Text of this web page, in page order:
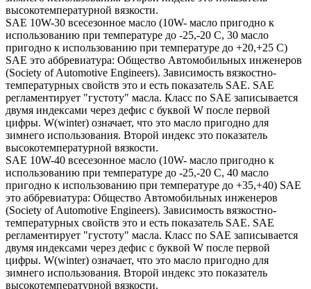
высокотемпературной вязкости.
SAE 10W-30 всесезонное масло (10W- масло пригодно к
использованию при температуре до -25,-20 С, 30 масло
пригодно к использованию при температуре до +20,+25 С)
SAE это аббревиатура: Общество Автомобильных инженеров
(Society of Automotive Engineers). Зависимость вязкостно-
температурных свойств это и есть показатель SAE. SAE
регламентирует "густоту" масла. Класс по SAE записывается
двумя индексами через дефис с буквой W после первой
цифры. W(winter) означает, что это масло пригодно для
зимнего использования. Второй индекс это показатель
высокотемпературной вязкости.
SAE 10W-40 всесезонное масло (10W- масло пригодно к
использованию при температуре до -25,-20 С, 40 масло
пригодно к использованию при температуре до +35,+40) SAE
это аббревиатура: Общество Автомобильных инженеров
(Society of Automotive Engineers). Зависимость вязкостно-
температурных свойств это и есть показатель SAE. SAE
регламентирует "густоту" масла. Класс по SAE записывается
двумя индексами через дефис с буквой W после первой
цифры. W(winter) означает, что это масло пригодно для
зимнего использования. Второй индекс это показатель
высокотемпературной вязкости.